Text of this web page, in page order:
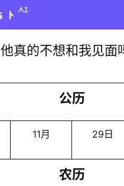
他真的不想和我见面
公历
11月 29日
农历